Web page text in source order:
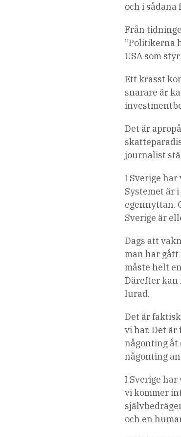
och i
Från
”Politikerna
USA som
Ett krasst
snarare är
Det är
journalist
I Sverige har
Systemet är
egennyttan.
Sverige är
Dags att
man har gått
måste helt
Därefter kan
lurad.
Det är
vi har. Det
någonting åt
någonting
I Sverige
vi kommer
och en